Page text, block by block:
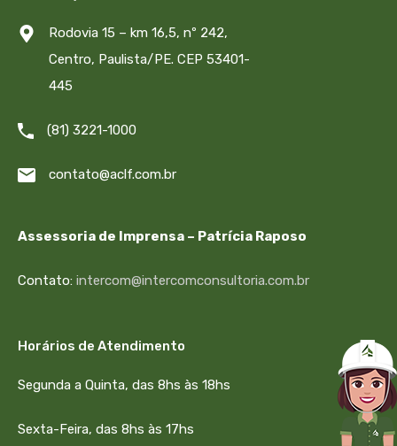
Rodovia 15 – km 16,5, nº 242,
Centro, Paulista/PE. CEP 53401-
445
(81) 3221-1000
contato@aclf.com.br
Assessoria de Imprensa – Patrícia Raposo
Contato: intercom@intercomconsultoria.com.br
Horários de Atendimento
Segunda a Quinta, das 8hs às 18hs
Sexta-Feira, das 8hs às 17hs